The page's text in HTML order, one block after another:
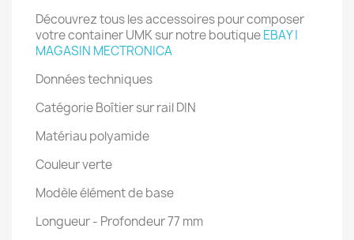
Découvrez tous les accessoires pour composer
votre container UMK sur notre boutiqueEBAY |
MAGASIN MECTRONICA
Données techniques
Catégorie Boîtier sur rail DIN
Matériau polyamide
Couleur verte
Modèle élément de base
Longueur - Profondeur 77 mm